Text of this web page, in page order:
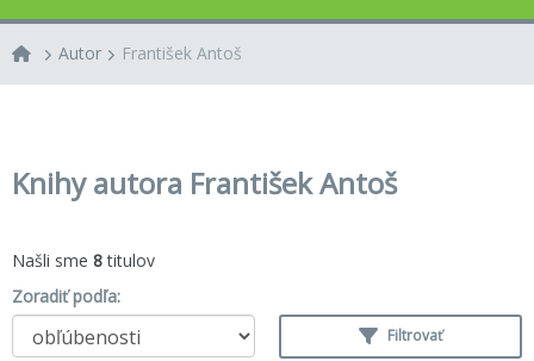
Autor František Antoš
Knihy autora František Antoš
Našli sme 8titulov
Zoradiť podľa:
Filtrovať